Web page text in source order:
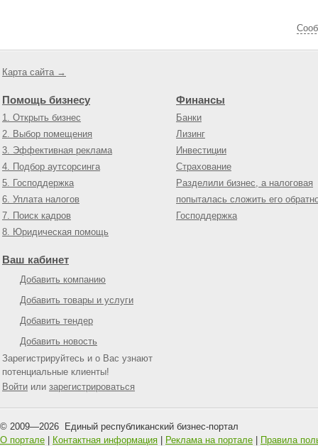
Карта сайта →
Помощь бизнесу
1. Открыть бизнес
2. Выбор помещения
3. Эффективная реклама
4. Подбор аутсорсинга
5. Господдержка
6. Уплата налогов
7. Поиск кадров
8. Юридическая помощь
Финансы
Банки
Лизинг
Инвестиции
Страхование
Разделили бизнес, а налоговая
попыталась сложить его
Господдержка
Ваш кабинет
Добавить компанию
Добавить товары и услуги
Добавить тендер
Добавить новость
Зарегистрируйтесь и о Вас узнают
потенциальные клиенты!
Войти или зарегистрироваться
© 2009—2026 Единый республиканский бизнес-портал
О портале
Контактная информация Реклама на портале Правила